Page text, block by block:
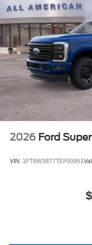
2026 Ford
VIN: 1FT8W3BT7TEF00951